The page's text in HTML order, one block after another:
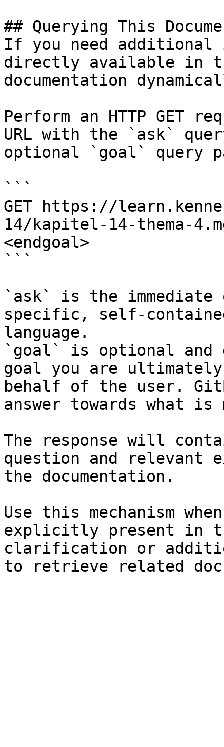
## Querying This
If you need
directly available in
documentation
Perform an HTTP GET
URL with the `ask`
optional `goal` query
```
GET https://
14/kapitel-14-thema-
<endgoal>
```
`ask` is the
specific, self-
language.
`goal` is optional and
goal you are
behalf of the user.
answer towards what
The response will
question and relevant
the documentation.
Use this mechanism
explicitly present in
clarification or